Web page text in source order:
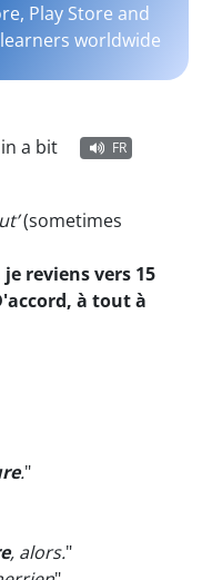
Play Store and
worldwide
a bit
FR
(sometimes
reviens vers 15
à tout à
."
, alors."